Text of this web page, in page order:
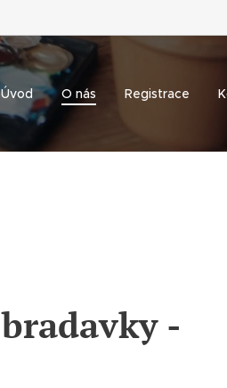
Úvod O nás Registrace
-